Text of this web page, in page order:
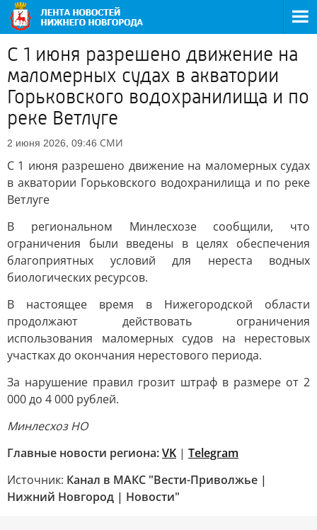
С 1 июня разрешено движение на
маломерных судах в акватории
Горьковского водохранилища и по
реке Ветлуге
2 июня 2026, 09:46 СМИ
С 1 июня разрешено движение на маломерных судах
в акватории Горьковского водохранилища и по реке
Ветлуге
В региональном Минлесхозе сообщили, что
ограничения были введены в целях обеспечения
благоприятных условий для нереста водных
биологических ресурсов.
В настоящее время в Нижегородской области
продолжают действовать ограничения
использования маломерных судов на нерестовых
участках до окончания нерестового периода.
За нарушение правил грозит штраф в размере от 2
000 до 4 000 рублей.
Минлесхоз НО
Главные новости региона:VK | Telegram
Источник: Канал в МАКС "Вести-Приволжье |
Нижний Новгород | Новости"